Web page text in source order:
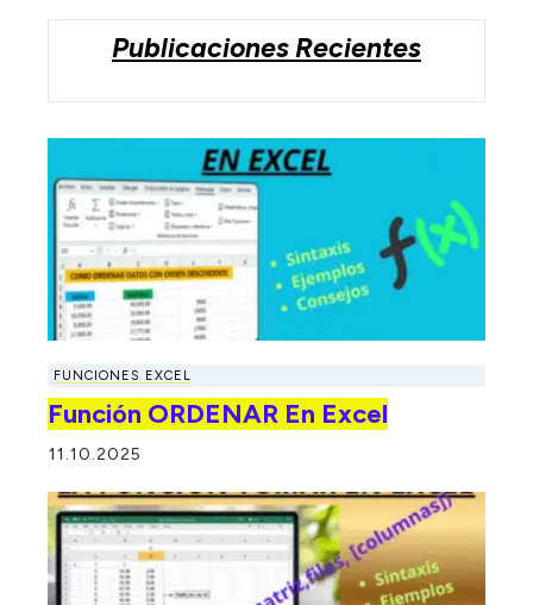
Publicaciones Recientes
FUNCIONES EXCEL
Función ORDENAR En Excel
11.10.2025